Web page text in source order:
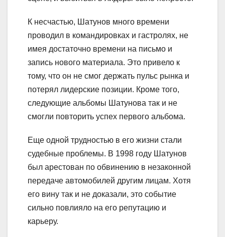
К несчастью, Шатунов много времени
проводил в командировках и гастролях, не
имея достаточно времени на письмо и
запись нового материала. Это привело к
тому, что он не смог держать пульс рынка и
потерял лидерские позиции. Кроме того,
следующие альбомы Шатунова так и не
смогли повторить успех первого альбома.
Еще одной трудностью в его жизни стали
судебные проблемы. В 1998 году Шатунов
был арестован по обвинению в незаконной
передаче автомобилей другим лицам. Хотя
его вину так и не доказали, это событие
сильно повлияло на его репутацию и
карьеру.